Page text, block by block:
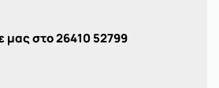
μας στο26410 52799